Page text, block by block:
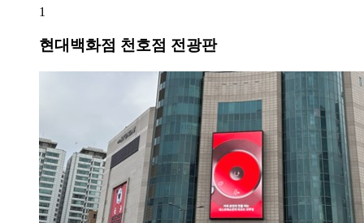
1
현대백화점 천호점 전광판